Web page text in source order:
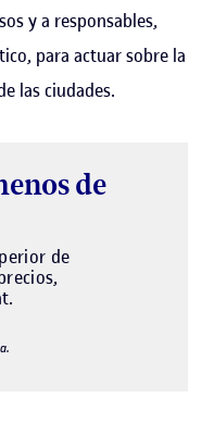
y a responsables,
para actuar sobre la
las ciudades.
de
de